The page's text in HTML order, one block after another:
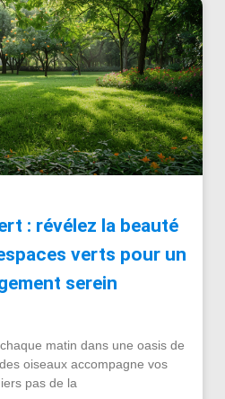
: révélez la beauté
verts pour un
serein
matin dans une oasis de
oiseaux accompagne vos
pas de la